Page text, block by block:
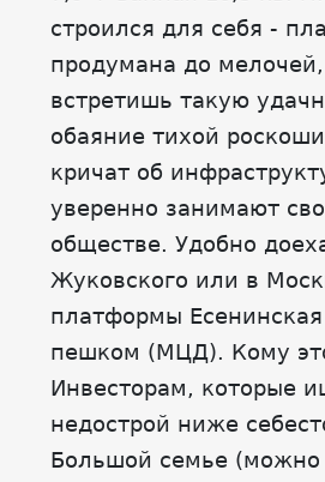
строился для себя -
продумана до
встретишь такую
обаяние тихой
кричат об
уверенно занимают
обществе. Удобно
Жуковского или в
платформы
пешком (МЦД). Кому
Инвесторам, которые
недострой ниже
Большой семье (можно